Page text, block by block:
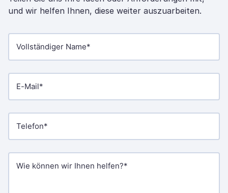
und wir helfen Ihnen, diese weiter auszuarbeiten.